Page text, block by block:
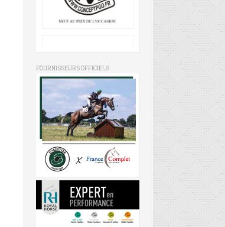
FOURNISSEURS OFFICIELS